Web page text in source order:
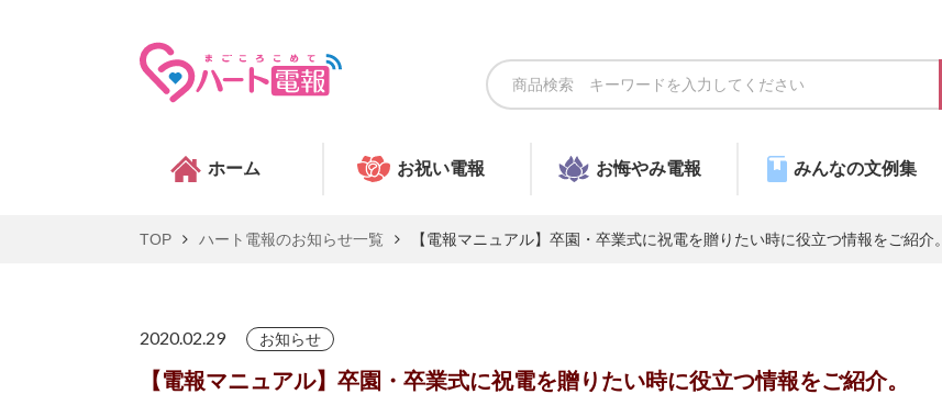
ホーム お祝い電報 お悔やみ電報 みんなの文例集
TOP ハート電報のお知らせ一覧 【電報マニュアル】卒園・卒業式に祝電を贈りたい時に役立つ情報をご紹介。
2020.02.29 お知らせ
【電報マニュアル】卒園・卒業式に祝電を贈りたい時に役立つ情報をご紹介。